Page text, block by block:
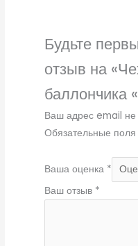
Будьте
отзыв на
баллончика
Ваш адрес email не
Обязательные
Ваша оценка *
Ваш отзыв *